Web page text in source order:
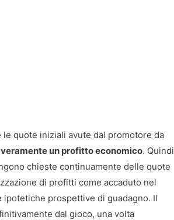
quote iniziali avute dal promotore da
un profitto economico. Quindi
chieste continuamente delle quote
di profitti come accaduto nel
ipotetiche prospettive di guadagno. Il
dal gioco, una volta